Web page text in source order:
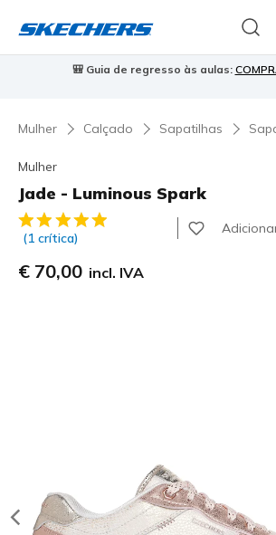
🎒 Guia de regresso às aulas:
Mulher Calçado Sapatilhas
Mulher
Jade - Luminous Spark
5 de 5 – Classificação do cliente
(1 crítica)
€ 70,00 incl. IVA